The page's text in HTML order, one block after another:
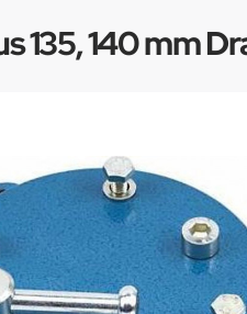
135, 140 mm